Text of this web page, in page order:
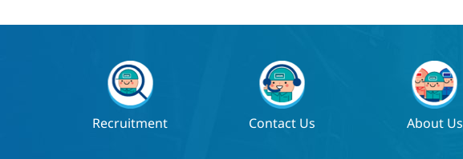
Recruitment Contact Us About Us